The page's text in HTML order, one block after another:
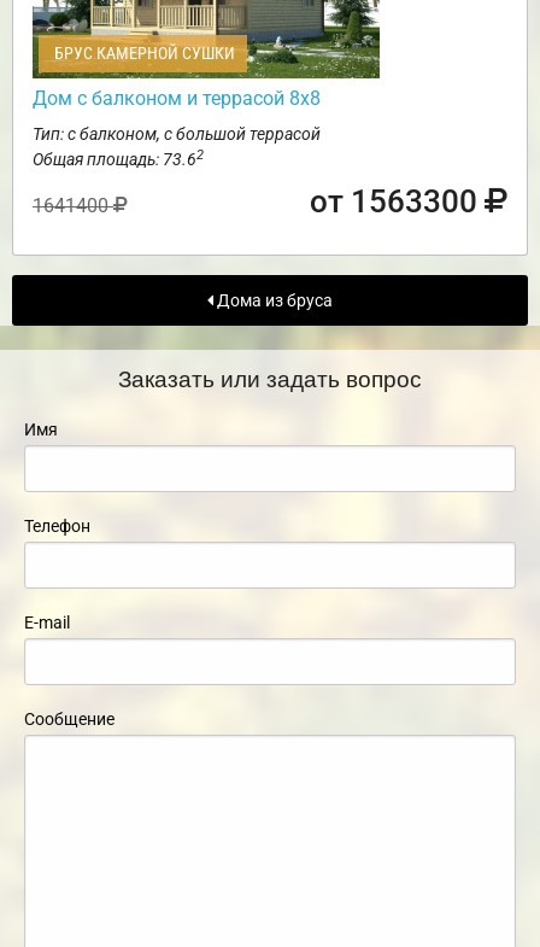
БРУС КАМЕРНОЙ СУШКИ
Дом с балконом и террасой 8х8
Тип: с балконом, с большой террасой
Общая площадь: 73.62
1641400 от 1563300
Дома из бруса
Заказать или задать вопрос
Имя
Телефон
E-mail
Сообщение